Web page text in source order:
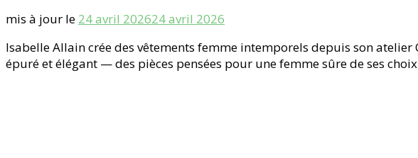
mis à jour le 24 avril 202624 avril 2026
Isabelle Allain crée des vêtements femme intemporels depuis son
épuré et élégant — des pièces pensées pour une femme sûre de ses